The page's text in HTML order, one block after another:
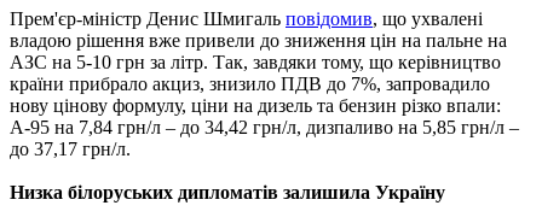
Прем'єр-міністр Денис Шмигаль повідомив, що ухвалені
владою рішення вже привели до зниження цін на пальне на
АЗС на 5-10 грн за літр. Так, завдяки тому, що керівництво
країни прибрало акциз, знизило ПДВ до 7%, запровадило
нову цінову формулу, ціни на дизель та бензин різко впали:
А-95 на 7,84 грн/л – до 34,42 грн/л, дизпаливо на 5,85 грн/л –
до 37,17 грн/л.
Низка білоруських дипломатів залишила Україну